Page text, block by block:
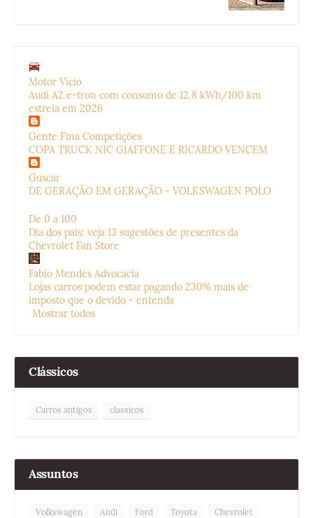
Motor Vício
Audi A2 e-tron com consumo de 12,8 kWh/100 km
estreia em 2026
Gente Fina Competições
COPA TRUCK NIC GIAFFONE E RICARDO VENCEM
Guscar
DE GERAÇÃO EM GERAÇÃO - VOLKSWAGEN POLO
De 0 a 100
Dia dos pais: veja 13 sugestões de presentes da
Chevrolet Fan Store
Fabio Mendes Advocacia
Lojas carros podem estar pagando 230% mais de
imposto que o devido - entenda
Mostrar todos
Clássicos
Carros antigos classicos
Assuntos
Volkswagen Audi Ford Toyota
Chevrolet